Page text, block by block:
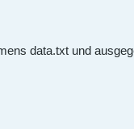
data.txt und